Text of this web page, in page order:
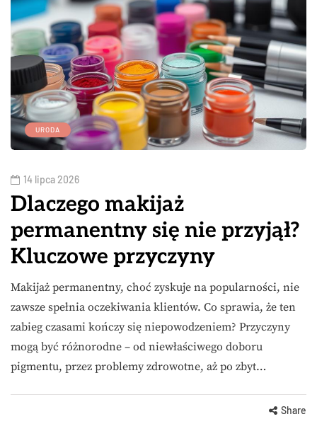
URODA
14 lipca 2026
Dlaczego makijaż
permanentny się nie przyjął?
Kluczowe przyczyny
Makijaż permanentny, choć zyskuje na popularności, nie
zawsze spełnia oczekiwania klientów. Co sprawia, że ten
zabieg czasami kończy się niepowodzeniem? Przyczyny
mogą być różnorodne – od niewłaściwego doboru
pigmentu, przez problemy zdrowotne, aż po zbyt…
Share